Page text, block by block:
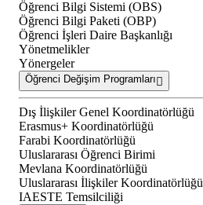
Öğrenci Bilgi Sistemi (OBS)
Öğrenci Bilgi Paketi (OBP)
Öğrenci İşleri Daire Başkanlığı
Yönetmelikler
Yönergeler
Öğrenci Değişim Programları
Dış İlişkiler Genel Koordinatörlüğü
Erasmus+ Koordinatörlüğü
Farabi Koordinatörlüğü
Uluslararası Öğrenci Birimi
Mevlana Koordinatörlüğü
Uluslararası İlişkiler Koordinatörlüğü
IAESTE Temsilciliği